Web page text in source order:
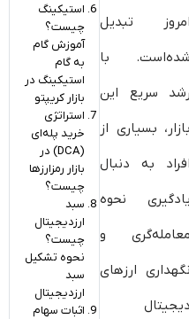
امروز تبدیل
شده‌است. با
رشد سریع این
بازار، بسیاری از
افراد به دنبال
یادگیری نحوه
معامله‌گری و
نگهداری ارزهای
دیجیتال
استیکینگ
چیست؟
آموزش گام
به گام
استیکینگ در
بازار کریپتو
استراتژی
خرید پله‌ای
(DCA) در
بازار رمزارزها
چیست؟
سبد
ارزدیجیتال
چیست؟
نحوه تشکیل
سبد
ارزدیجیتال
اثبات سهام